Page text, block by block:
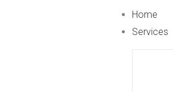
Home
Services